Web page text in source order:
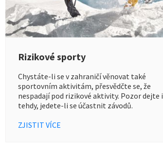
Rizikové sporty
Chystáte-li se v zahraničí věnovat také
sportovním aktivitám, přesvědčte se, že
nespadají pod rizikové aktivity. Pozor dejte i
tehdy, jedete-li se účastnit závodů.
ZJISTIT VÍCE